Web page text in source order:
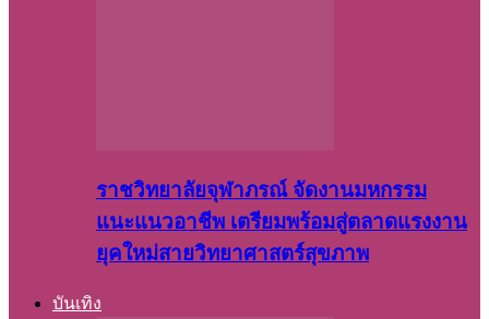
ราชวิทยาลัยจุฬาภรณ์ จัดงานมหกรรม
แนะแนวอาชีพ เตรียมพร้อมสู่ตลาดแรงงาน
ยุคใหม่สายวิทยาศาสตร์สุขภาพ
บันเทิง